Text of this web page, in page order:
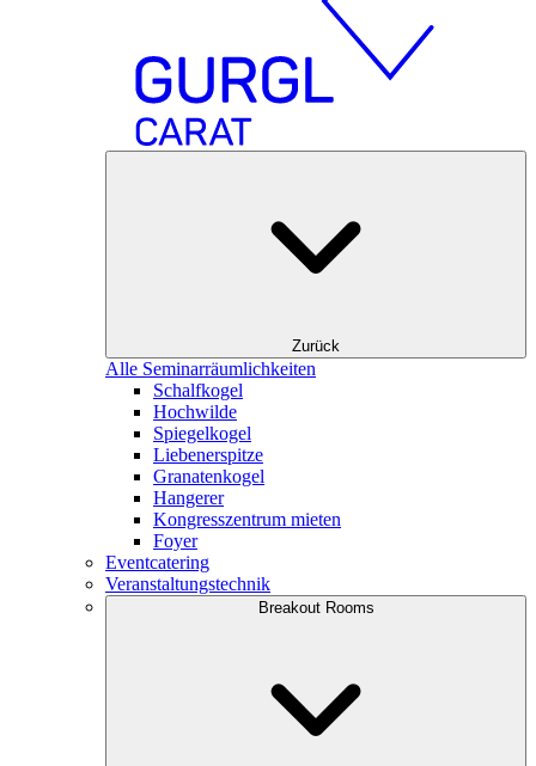
Zurück
Alle Seminarräumlichkeiten
Schalfkogel
Hochwilde
Spiegelkogel
Liebenerspitze
Granatenkogel
Hangerer
Kongresszentrum mieten
Foyer
Eventcatering
Veranstaltungstechnik
Breakout Rooms